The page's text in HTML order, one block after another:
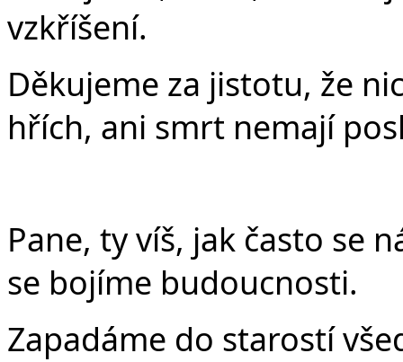
vzkříšení.
Děkujeme za jistotu, že
hřích, ani smrt nemají
Pane, ty víš, jak často se
se bojíme budoucnosti.
Zapadáme do starostí